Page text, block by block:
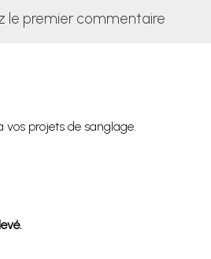
le premier commentaire
vos projets de sanglage.